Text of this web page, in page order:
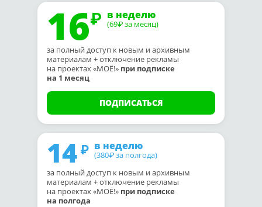
16 в неделю
(69₽ за месяц)
за полный доступ к новым и архивным
материалам + отключение рекламы
на проектах «МОЁ!» при подписке
на 1 месяц
ПОДПИСАТЬСЯ
14 в неделю
(380₽ за полгода)
за полный доступ к новым и архивным
материалам + отключение рекламы
на проектах «МОЁ!» при подписке
на полгода